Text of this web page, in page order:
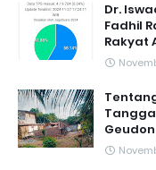
Dr.
Fadhil
Rakyat